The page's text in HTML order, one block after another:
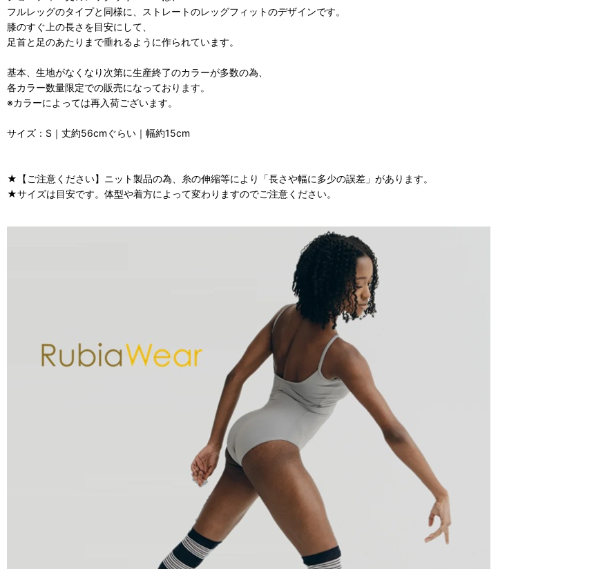
フルレッグのタイプと同様に、ストレートのレッグフィットのデザインです。
膝のすぐ上の長さを目安にして、
足首と足のあたりまで垂れるように作られています。
基本、生地がなくなり次第に生産終了のカラーが多数の為、
各カラー数量限定での販売になっております。
※カラーによっては再入荷ございます。
サイズ：S｜丈約56cmぐらい｜幅約15cm
★【ご注意ください】ニット製品の為、糸の伸縮等により「長さや幅に多少の誤差」があります。
★サイズは目安です。体型や着方によって変わりますのでご注意ください。